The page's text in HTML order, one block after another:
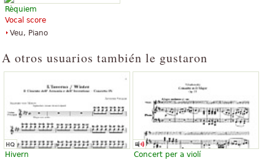
Eine kleine Nachtmusik
12,15 €
Cello, Viola, Double Bass, Violin
Baerenreiter Verlag
Eine kleine Nachtmusik fur
Streicher G-Dur KV 525
Baerenreiter Verlag
Rèquiem
Vocal score
Veu, Piano
A otros usuarios también le gustaron
Hivern
Concert per a violí